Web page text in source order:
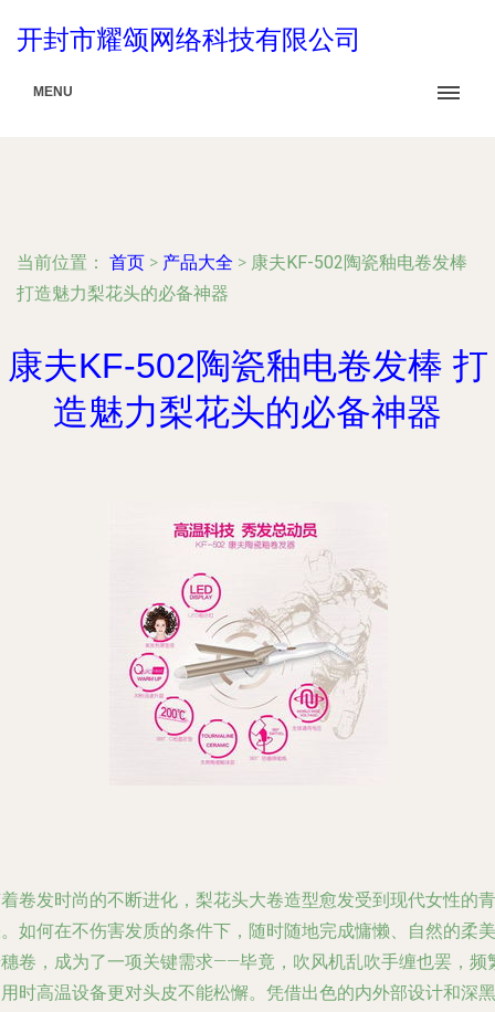
开封市耀颂网络科技有限公司
MENU
当前位置： 首页 > 产品大全 > 康夫KF-502陶瓷釉电卷发棒
打造魅力梨花头的必备神器
康夫KF-502陶瓷釉电卷发棒 打
造魅力梨花头的必备神器
卷发时尚的不断进化，梨花头大卷造型愈发受到现代女性的青
如何在不伤害发质的条件下，随时随地完成慵懒、自然的柔美
卷，成为了一项关键需求——毕竟，吹风机乱吹手缠也罢，频
时高温设备更对头皮不能松懈。凭借出色的内外部设计和深黑